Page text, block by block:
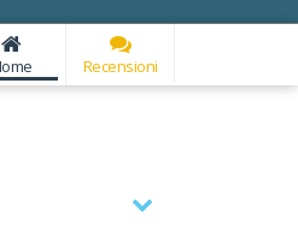
Recensioni